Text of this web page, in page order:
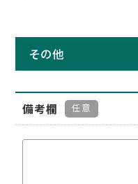
その他
備考欄 任意